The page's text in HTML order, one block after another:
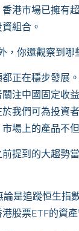
港市場已擁有
組合。
，你還觀察到哪
正在穩步發展
注中國固定收
我們可為投資
場上的產品不
提到的大趨勢
是追蹤恒生指
港股票ETF的資